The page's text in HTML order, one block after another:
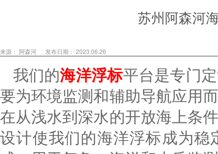
苏州阿森河
来源： 阿森河 发布日期： 2023.06.26
我们的海洋浮标平台是专门
要为环境监测和辅助导航应用
在从浅水到深水的开放海上条
设计使我们的海洋浮标成为